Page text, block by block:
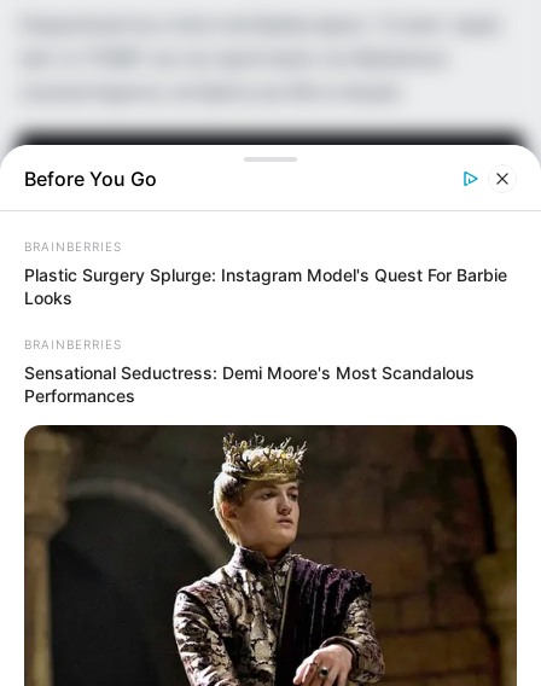
Επιμέλεια
Συντακτική Ομάδα
Δημοσίευση
29/06/2026, 16:28 · 4:28 ΜΜ
Τελευταία ενημέρωση
18/07/2026, 15:22 · 3:22 ΜΜ
Οικονομία
Before You Go
BRAINBERRIES
Plastic Surgery Splurge: Instagram Model's Quest For Barbie
Looks
BRAINBERRIES
Sensational Seductress: Demi Moore's Most Scandalous
Performances